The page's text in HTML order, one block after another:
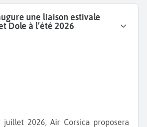
une liaison estivale
Dole à l’été 2026